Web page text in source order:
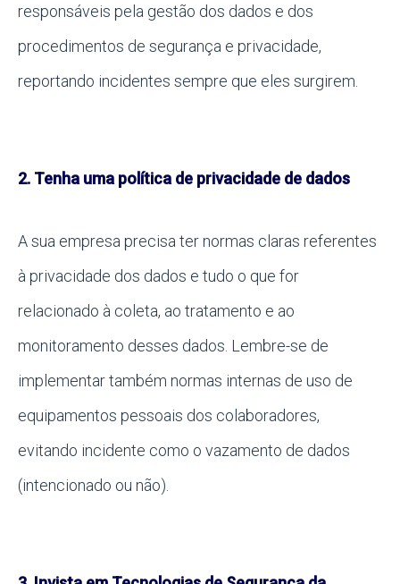
responsáveis pela gestão dos dados e dos
procedimentos de segurança e privacidade,
reportando incidentes sempre que eles surgirem.
2. Tenha uma política de privacidade de dados
A sua empresa precisa ter normas claras referentes
à privacidade dos dados e tudo o que for
relacionado à coleta, ao tratamento e ao
monitoramento desses dados. Lembre-se de
implementar também normas internas de uso de
equipamentos pessoais dos colaboradores,
evitando incidente como o vazamento de dados
(intencionado ou não).